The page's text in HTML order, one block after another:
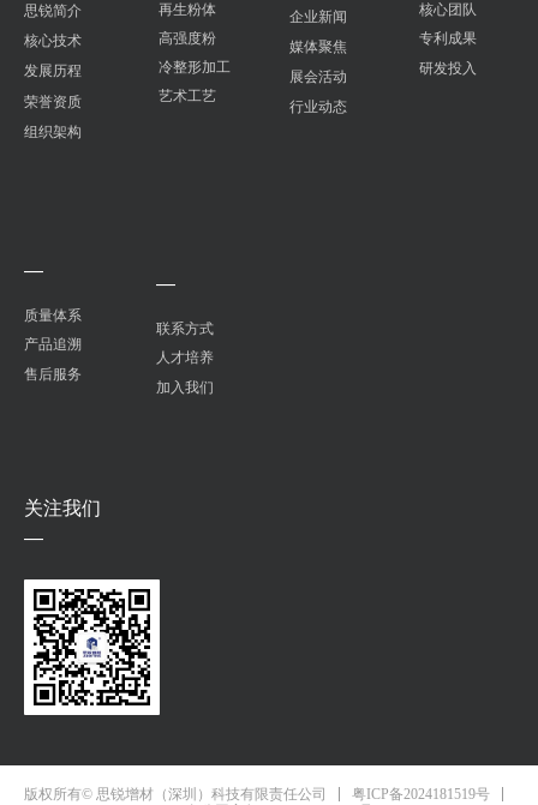
思锐简介
核心技术
发展历程
荣誉资质
组织架构
再生粉体
高强度粉
冷整形加工
艺术工艺
核心团队
专利成果
研发投入
质量体系
产品追溯
售后服务
—
联系方式
人才培养
加入我们
—
关注我们
—
企业新闻
媒体聚焦
展会活动
行业动态
版权所有© 思锐增材（深圳）科技有限责任公司
粤ICP备2024181519号